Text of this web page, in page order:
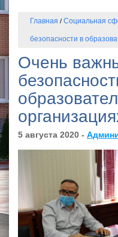
Главная / Социальная
безопасности в
Очень
5 августа 2020 -